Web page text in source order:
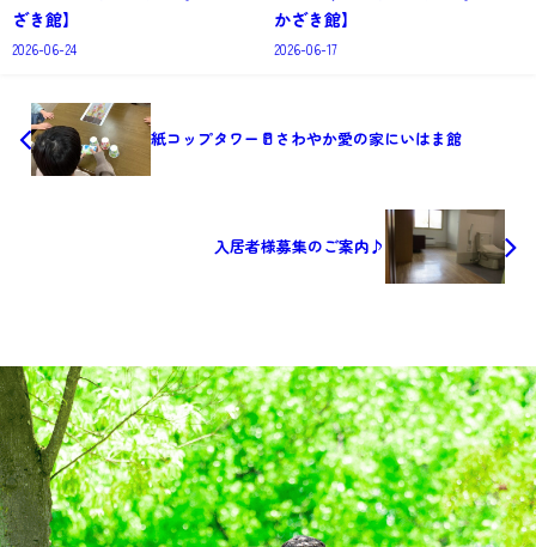
ざき館】
2026-06-24
かざき館】
2026-06-17
紙コップタワー🥛さわやか愛の家にいはま館
入居者様募集のご案内♪